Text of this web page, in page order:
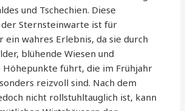
und Tschechien. Diese
der Sternsteinwarte ist für
ein wahres Erlebnis, da sie durch
blühende Wiesen und
Höhepunkte führt, die im Frühjahr
reizvoll sind. Nach dem
nicht rollstuhltauglich ist, kann